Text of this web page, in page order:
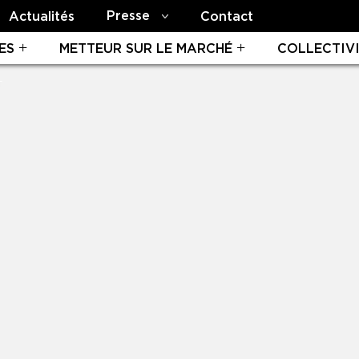
Actualités Presse Contact
METTEUR SUR LE MARCHÉ